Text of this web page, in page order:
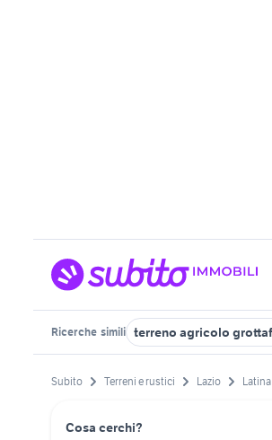
Ricerche simili terreno agricolo
Subito Terreni e rustici Lazio
Cosa cerchi?